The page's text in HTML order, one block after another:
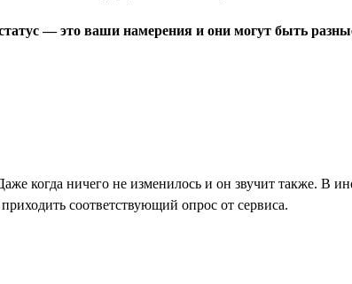
— это ваши намерения и они могут быть
когда ничего не изменилось и он звучит также. В
соответствующий опрос от сервиса.